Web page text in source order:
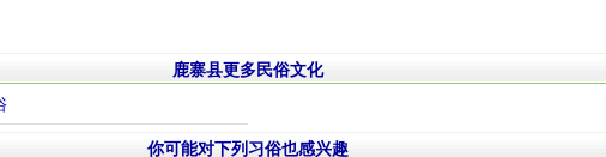
鹿寨县更多民俗文化
你可能对下列习俗也感兴趣